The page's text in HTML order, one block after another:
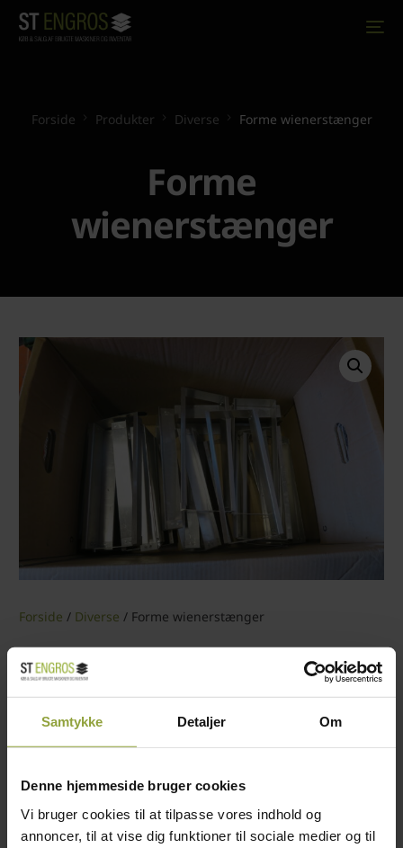
Samtykke Detaljer Om
Denne hjemmeside bruger cookies
Vi bruger cookies til at tilpasse vores indhold og
annoncer, til at vise dig funktioner til sociale medier og til
Forside Produkter Diverse Forme wienerstænger
Forme
wienerstænger
Forside / Diverse / Forme wienerstænger
20,00kr.
Forme wienerstænger 30×11 cm
Pris ex moms kr. 20,- pr stk